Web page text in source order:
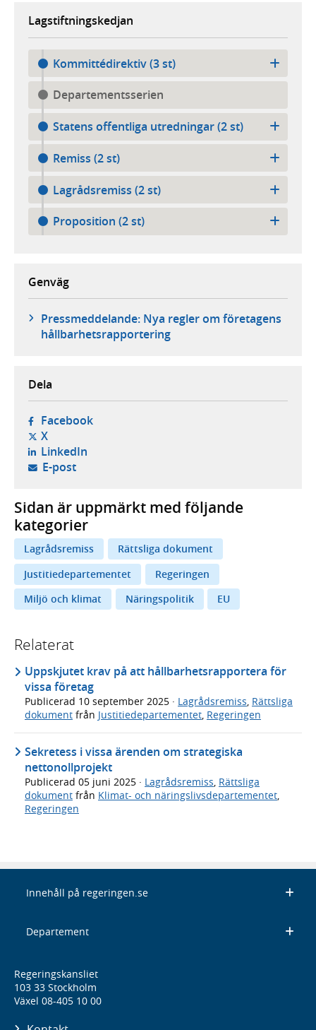
Lagstiftningskedjan
Kommittédirektiv (3 st)
Departementsserien
Statens offentliga utredningar (2 st)
Remiss (2 st)
Lagrådsremiss (2 st)
Proposition (2 st)
Genväg
Pressmeddelande: Nya regler om företagens
hållbarhetsrapportering
Dela
Facebook- öppnas i ny flik, extern webbplats,
X- öppnas i ny flik, extern webbplats,
LinkedIn- öppnas i ny flik, extern webbplats,
E-post- öppnar din e-postklient,
Sidan är uppmärkt med följande
kategorier
Lagrådsremiss
Rättsliga dokument
Justitiedepartementet
Regeringen
Miljö och klimat
Näringspolitik EU
Relaterat
Uppskjutet krav på att hållbarhetsrapportera för
vissa företag
Publicerad 10 september 2025 · Lagrådsremiss, Rättsliga
dokument från Justitiedepartementet, Regeringen
Sekretess i vissa ärenden om strategiska
nettonollprojekt
Publicerad 05 juni 2025 · Lagrådsremiss, Rättsliga
dokument från Klimat- och näringslivsdepartementet,
Regeringen
Innehåll på regeringen.se
Departement
Regeringskansliet
103 33 Stockholm
Växel 08-405 10 00